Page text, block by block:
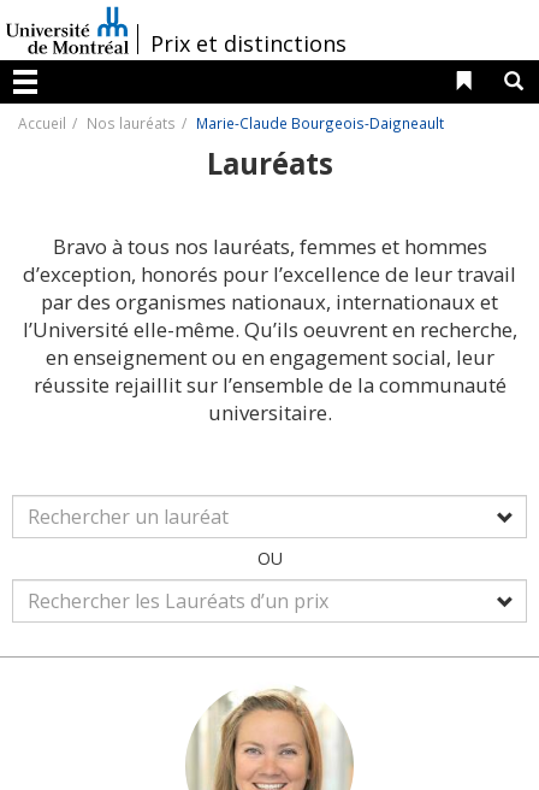
au
contenu
/Prix et distinctions
Menu
Liens
Accueil Nos lauréats Marie-Claude Bourgeois-Daigneault
Lauréats
Bravo à tous nos lauréats, femmes et hommes
d’exception, honorés pour l’excellence de leur travail
par des organismes nationaux, internationaux et
l’Université elle-même. Qu’ils oeuvrent en recherche,
en enseignement ou en engagement social, leur
réussite rejaillit sur l’ensemble de la communauté
universitaire.
OU